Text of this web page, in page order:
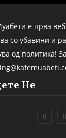
е прва веб
со убавини и
од политика!
Не